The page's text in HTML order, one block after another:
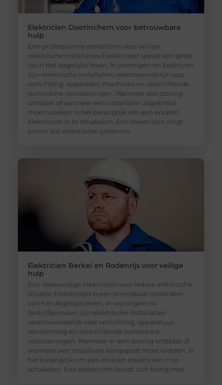
Elektricien Doetinchem voor betrouwbare
hulp
Een professionele elektricien voor veilige
elektrische installaties Elektriciteit speelt een grote
rol in het dagelijks leven. In woningen en bedrijven
zijn elektrische installaties verantwoordelijk voor
verlichting, apparaten, machines en verschillende
technische voorzieningen. Wanneer een storing
ontstaat of wanneer een installatie uitgebreid
moet worden, is het belangrijk om een ervaren
elektricien in te schakelen. Een elektricien zorgt
ervoor dat elektrische systemen
Elektricien Berkel en Rodenrijs voor veilige
hulp
Een deskundige elektricien voor iedere elektrische
situatie Elektriciteit is een onmisbaar onderdeel
van het dagelijks leven. In woningen en
bedrijfspanden zijn elektrische installaties
verantwoordelijk voor verlichting, apparatuur,
verwarming en verschillende technische
voorzieningen. Wanneer er een storing ontstaat of
wanneer een installatie aangepast moet worden, is
het belangrijk om een ervaren elektricien in te
schakelen. Een elektricien houdt zich bezig met